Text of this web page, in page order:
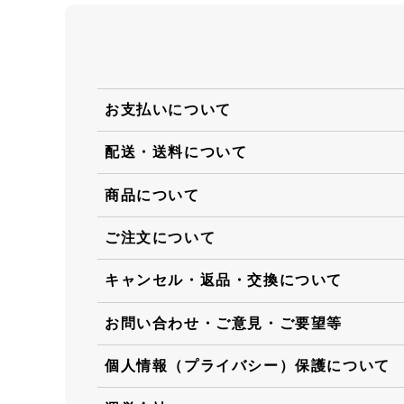
お支払いについて
配送・送料について
商品について
ご注文について
キャンセル・返品・交換について
お問い合わせ・ご意見・ご要望等
個人情報（プライバシー）保護について